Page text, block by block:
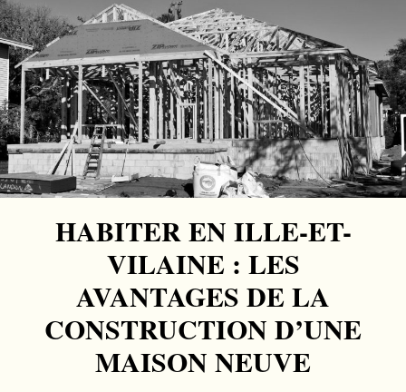
HABITER EN ILLE-ET-
VILAINE : LES
AVANTAGES DE LA
CONSTRUCTION D’UNE
MAISON NEUVE